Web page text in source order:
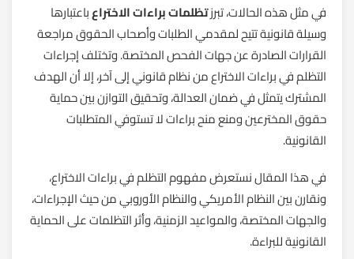
في مثل هذه الحالات، تبرزتظلمات براءات الاختراعباعتبارها
وسيلة قانونية تتيح لمقدمي الطلبات وأصحاب الحقوق مراجعة
القرارات الصادرة عن جهات الفحص المختصة. وتختلف إجراءات
التظلم في براءات الاختراع من نظام قانوني إلى آخر، إلا أن الهدف
المشترك يتمثل في ضمان العدالة، وتحقيق التوازن بين حماية
حقوق المخترعين ومنع منح براءات لا تستوفي المتطلبات
القانونية.
في هذا المقال نستعرض مفهوم التظلم في براءات الاختراع،
ونقارن بين النظام الأمريكي والنظام الأوروبي من حيث الإجراءات،
والجهات المختصة، والمواعيد الزمنية، وأثر التظلمات على الحماية
القانونية للبراءة.